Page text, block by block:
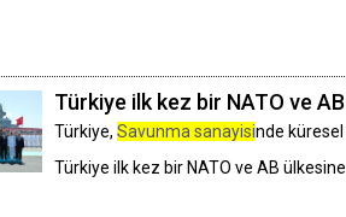
Türkiye ilk kez bir NATO ve
Türkiye, Savunma sanayisinde
Türkiye ilk kez bir NATO ve AB